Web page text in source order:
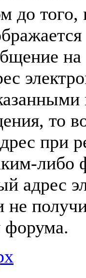
до
то
при
адрес
не
форума.